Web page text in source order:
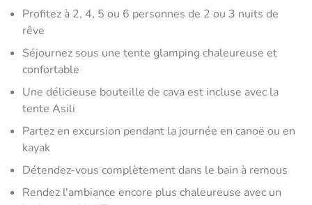
Profitez à 2, 4, 5 ou 6 personnes de 2 ou 3 nuits de
rêve
Séjournez sous une tente glamping chaleureuse et
confortable
Une délicieuse bouteille de cava est incluse avec la
tente Asili
Partez en excursion pendant la journée en canoë ou en
kayak
Détendez-vous complètement dans le bain à remous
Rendez l'ambiance encore plus chaleureuse avec un